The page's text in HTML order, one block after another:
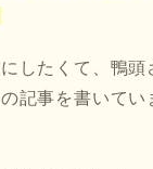
したくて、鴨頭
記事を書いてい